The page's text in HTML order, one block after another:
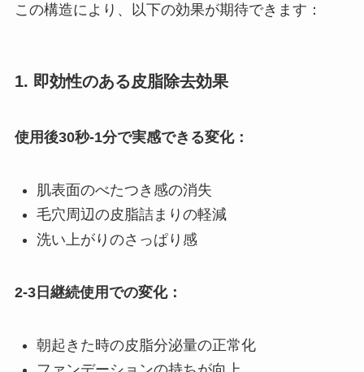
この構造により、以下の効果が期待できます：
1. 即効性のある皮脂除去効果
使用後30秒-1分で実感できる変化：
肌表面のべたつき感の消失
毛穴周辺の皮脂詰まりの軽減
洗い上がりのさっぱり感
2-3日継続使用での変化：
朝起きた時の皮脂分泌量の正常化